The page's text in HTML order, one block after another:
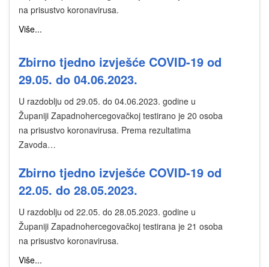
na prisustvo koronavirusa.
Više...
Zbirno tjedno izvješće COVID-19 od
29.05. do 04.06.2023.
U razdoblju od 29.05. do 04.06.2023. godine u
Županiji Zapadnohercegovačkoj testirano je 20 osoba
na prisustvo koronavirusa. Prema rezultatima
Zavoda…
Zbirno tjedno izvješće COVID-19 od
22.05. do 28.05.2023.
U razdoblju od 22.05. do 28.05.2023. godine u
Županiji Zapadnohercegovačkoj testirana je 21 osoba
na prisustvo koronavirusa.
Više...